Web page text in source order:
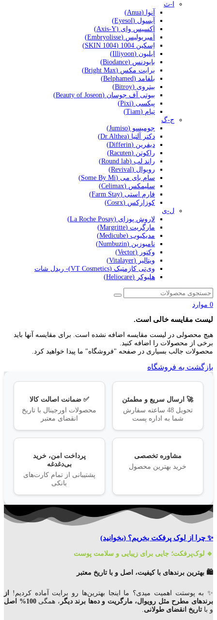
ا-ث
آنوا (Anua)
آیسول (Eyesol)
اَکسیس وای (Axis-Y)
اَمبریولیس (Embryolisse)
اِسکین 1004 (SKIN 1004)
ایلیون (Illiyoon)
بایودنس (Biodance)
برایت مکس (Bright Max)
بلفامد (Belphamed)
بیتروی (Bitroy)
بیوتی آف جوسان (Beauty of Joseon)
پیکسی (Pixi)
تیام (Tiam)
ج-گ
جومیسو (Jumiso)
دکتر آلتیا (Dr.Althea)
دیفرین (Differin)
راکوتن (Racuten)
راند لب (Round lab)
رویوال (Revival)
سام بای می (Some By Mi)
سلیمکس (Celimax)
فارم استی (Farm Stay)
کوزارکس (Cosrx)
ل-ی
لاروش پوزای (La Roche Posay)
مارگریت (Margritte)
مدیکیوب (Medicube)
نامبوزین (Numbuzin)
وکتور (Vector)
ویتالیر (Vitalayer)
وی‌تی کازمتیک (VT Cosmetics)- ریدل شات
هلیوکر (Heliocare)
0 موارد
لیست مقایسه خالی است.
هیچ محصولی در لیست مقایسه اضافه نشده است. برای مقایسه آنها باید
برخی از محصولات را اضافه کنید.
محصولات جالب بسیاری در صفحه "فروشگاه" ما پیدا خواهید کرد.
بازگشت به فروشگاه
🚀 ارسال سریع و مطمئن
تحویل 48 ساعته سفارش
شما به اداره پست
✅ ضمانت اصالت کالا
محصولات اورجینال با تاریخ
انقضای معتبر
مشاوره تخصصی
خرید بهترین محصول
پرداخت امن، خرید
بی‌دغدغه
پشتیبانی از تمام کارت‌های
بانکی
✨ چرا از لوک پرفکت بخریم؟ (بخوانید)
🔹 لوک‌پرفکت؛ جایی برای زیبایی و سلامت پوست
🛍️ بهترین برندهای با کیفیت، اصل و با تاریخ معتبر
✨ به پوستت اهمیت میدی؟ ما اینجا بهترین‌ها رو برایت آماده کردیم!
از
برندهای مطرح مثل رویوال، مارگریت و ده‌ها برند دیگر ، همگی100% اصل
و با تاریخ انقضای طولانی.